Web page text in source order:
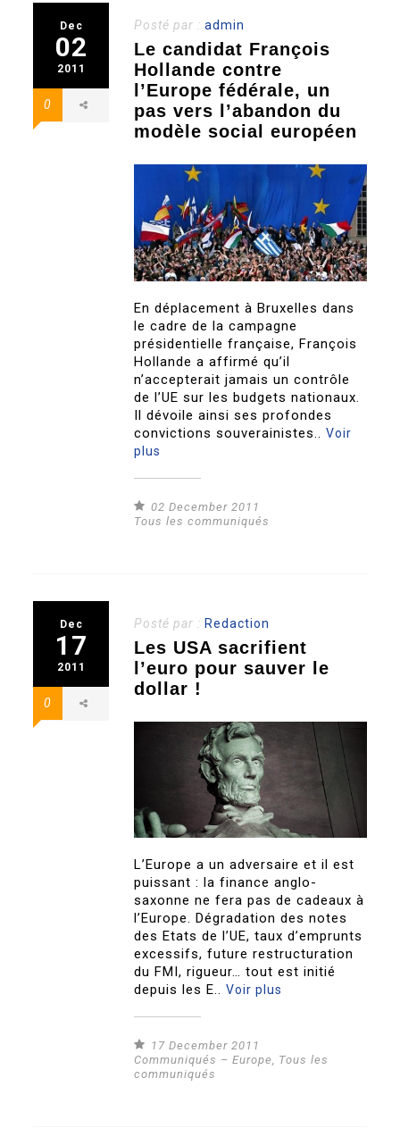
Dec
02
2011
0
Posté par :admin
Le candidat François
Hollande contre
l’Europe fédérale, un
pas vers l’abandon du
modèle social européen
En déplacement à Bruxelles dans
le cadre de la campagne
présidentielle française, François
Hollande a affirmé qu’il
n’accepterait jamais un contrôle
de l’UE sur les budgets nationaux.
Il dévoile ainsi ses profondes
convictions souverainistes..Voir
plus
02 December 2011
Tous les communiqués
Dec
17
2011
0
Posté par : Redaction
Les USA sacrifient
l’euro pour sauver le
dollar !
L’Europe a un adversaire et il est
puissant : la finance anglo-
saxonne ne fera pas de cadeaux à
l’Europe. Dégradation des notes
des Etats de l’UE, taux d’emprunts
excessifs, future restructuration
du FMI, rigueur… tout est initié
depuis les E..Voir plus
17 December 2011
Communiqués – Europe, Tous les
communiqués